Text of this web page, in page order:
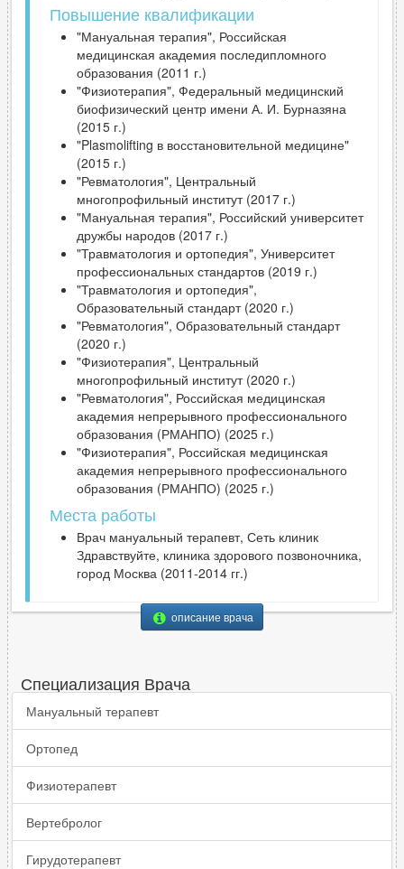
Повышение квалификации
"Мануальная терапия", Российская
медицинская академия последипломного
образования (2011 г.)
"Физиотерапия", Федеральный медицинский
биофизический центр имени А. И. Бурназяна
(2015 г.)
"Plasmolifting в восстановительной медицине"
(2015 г.)
"Ревматология", Центральный
многопрофильный институт (2017 г.)
"Мануальная терапия", Российский университет
дружбы народов (2017 г.)
"Травматология и ортопедия", Университет
профессиональных стандартов (2019 г.)
"Травматология и ортопедия",
Образовательный стандарт (2020 г.)
"Ревматология", Образовательный стандарт
(2020 г.)
"Физиотерапия", Центральный
многопрофильный институт (2020 г.)
"Ревматология", Российская медицинская
академия непрерывного профессионального
образования (РМАНПО) (2025 г.)
"Физиотерапия", Российская медицинская
академия непрерывного профессионального
образования (РМАНПО) (2025 г.)
Места работы
Врач мануальный терапевт, Сеть клиник
Здравствуйте, клиника здорового позвоночника,
город Москва (2011-2014 гг.)
описание врача
Специализация Врача
Мануальный терапевт
Ортопед
Физиотерапевт
Вертебролог
Гирудотерапевт